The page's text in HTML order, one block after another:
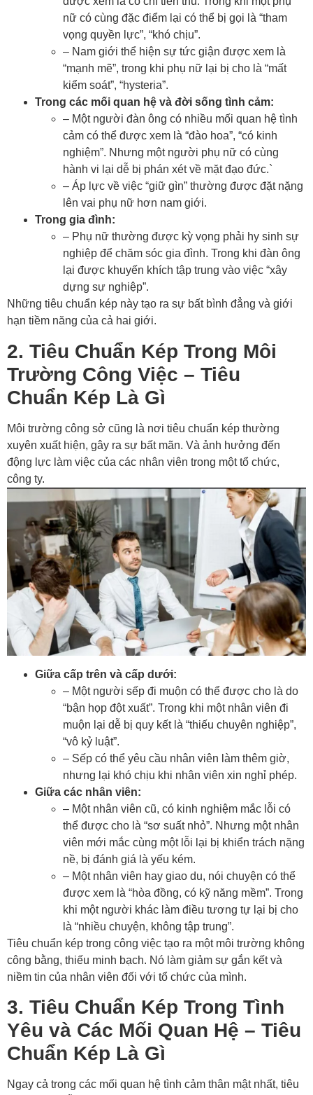
nữ có cùng đặc điểm lại có thể bị gọi là “tham
vọng quyền lực”, “khó chịu”.
– Nam giới thể hiện sự tức giận được xem là
“mạnh mẽ”, trong khi phụ nữ lại bị cho là “mất
kiểm soát”, “hysteria”.
Trong các mối quan hệ và đời sống tình cảm:
– Một người đàn ông có nhiều mối quan hệ tình
cảm có thể được xem là “đào hoa”, “có kinh
nghiệm”. Nhưng một người phụ nữ có cùng
hành vi lại dễ bị phán xét về mặt đạo đức.`
– Áp lực về việc “giữ gìn” thường được đặt nặng
lên vai phụ nữ hơn nam giới.
Trong gia đình:
– Phụ nữ thường được kỳ vọng phải hy sinh sự
nghiệp để chăm sóc gia đình. Trong khi đàn ông
lại được khuyến khích tập trung vào việc “xây
dựng sự nghiệp”.
Những tiêu chuẩn kép này tạo ra sự bất bình đẳng và giới
hạn tiềm năng của cả hai giới.
2. Tiêu Chuẩn Kép Trong Môi
Trường Công Việc – Tiêu
Chuẩn Kép Là Gì
Môi trường công sở cũng là nơi tiêu chuẩn kép thường
xuyên xuất hiện, gây ra sự bất mãn. Và ảnh hưởng đến
động lực làm việc của các nhân viên trong một tổ chức,
công ty.
Giữa cấp trên và cấp dưới:
– Một người sếp đi muộn có thể được cho là do
“bận họp đột xuất”. Trong khi một nhân viên đi
muộn lại dễ bị quy kết là “thiếu chuyên nghiệp”,
“vô kỷ luật”.
– Sếp có thể yêu cầu nhân viên làm thêm giờ,
nhưng lại khó chịu khi nhân viên xin nghỉ phép.
Giữa các nhân viên:
– Một nhân viên cũ, có kinh nghiệm mắc lỗi có
thể được cho là “sơ suất nhỏ”. Nhưng một nhân
viên mới mắc cùng một lỗi lại bị khiển trách nặng
nề, bị đánh giá là yếu kém.
– Một nhân viên hay giao du, nói chuyện có thể
được xem là “hòa đồng, có kỹ năng mềm”. Trong
khi một người khác làm điều tương tự lại bị cho
là “nhiều chuyện, không tập trung”.
Tiêu chuẩn kép trong công việc tạo ra một môi trường không
công bằng, thiếu minh bạch. Nó làm giảm sự gắn kết và
niềm tin của nhân viên đối với tổ chức của mình.
3. Tiêu Chuẩn Kép Trong Tình
Yêu và Các Mối Quan Hệ – Tiêu
Chuẩn Kép Là Gì
Ngay cả trong các mối quan hệ tình cảm thân mật nhất, tiêu